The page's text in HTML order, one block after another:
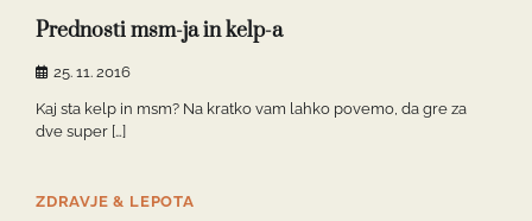
Prednosti msm-ja in kelp-a
25. 11. 2016
Kaj sta kelp in msm? Na kratko vam lahko povemo, da gre za
dve super […]
ZDRAVJE & LEPOTA